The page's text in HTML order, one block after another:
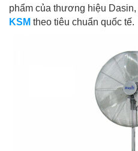
phẩm của thương hiệu Dasin,
KSM theo tiêu chuẩn quốc tế.